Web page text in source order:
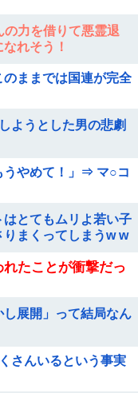
力を借りて悪霊退
れそう！
ままでは国連が完全
ようとした男の悲劇
うやめて！」⇒ マ○コ
はとてもムリよ若い子
まくってしまうw w
たことが衝撃だっ
し展開」って結局なん
さんいるという事実